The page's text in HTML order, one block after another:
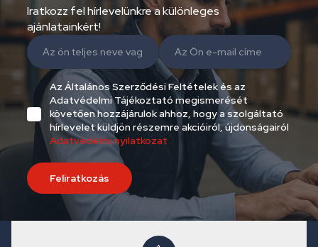
Iratkozz fel hírlevelünkre a különleges
ajánlatainkért!
Az Általános Szerződési Feltételek és az
Adatvédelmi Tájékoztató megismerését
követően hozzájárulok ahhoz, hogy a szolgáltató
hírlevelet küldjön részemre akcióiról, újdonságairól
Adatvédelmi nyilatkozat
Feliratkozás